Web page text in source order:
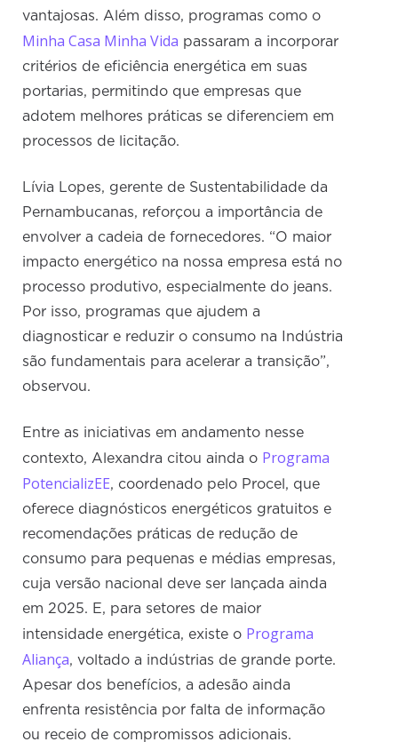
vantajosas. Além disso, programas como o
Minha Casa Minha Vida passaram a incorporar
critérios de eficiência energética em suas
portarias, permitindo que empresas que
adotem melhores práticas se diferenciem em
processos de licitação.
Lívia Lopes, gerente de Sustentabilidade da
Pernambucanas, reforçou a importância de
envolver a cadeia de fornecedores. “O maior
impacto energético na nossa empresa está no
processo produtivo, especialmente do jeans.
Por isso, programas que ajudem a
diagnosticar e reduzir o consumo na Indústria
são fundamentais para acelerar a transição”,
observou.
Entre as iniciativas em andamento nesse
contexto, Alexandra citou ainda o Programa
PotencializEE, coordenado pelo Procel, que
oferece diagnósticos energéticos gratuitos e
recomendações práticas de redução de
consumo para pequenas e médias empresas,
cuja versão nacional deve ser lançada ainda
em 2025. E, para setores de maior
intensidade energética, existe o Programa
Aliança, voltado a indústrias de grande porte.
Apesar dos benefícios, a adesão ainda
enfrenta resistência por falta de informação
ou receio de compromissos adicionais.